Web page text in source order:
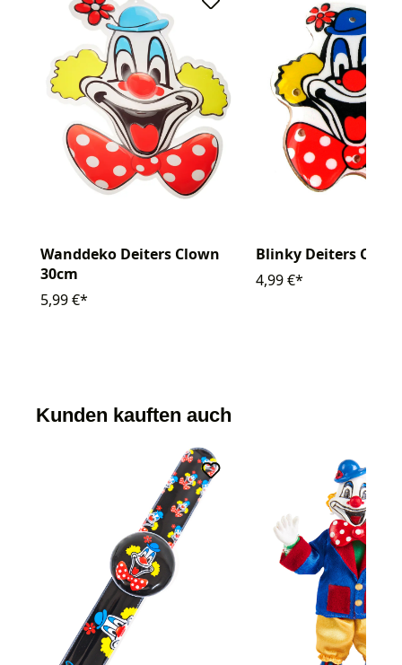
Wanddeko Deiters Clown
30cm
5,99 €*
Blinky Deiters
4,99 €*
Kunden kauften auch